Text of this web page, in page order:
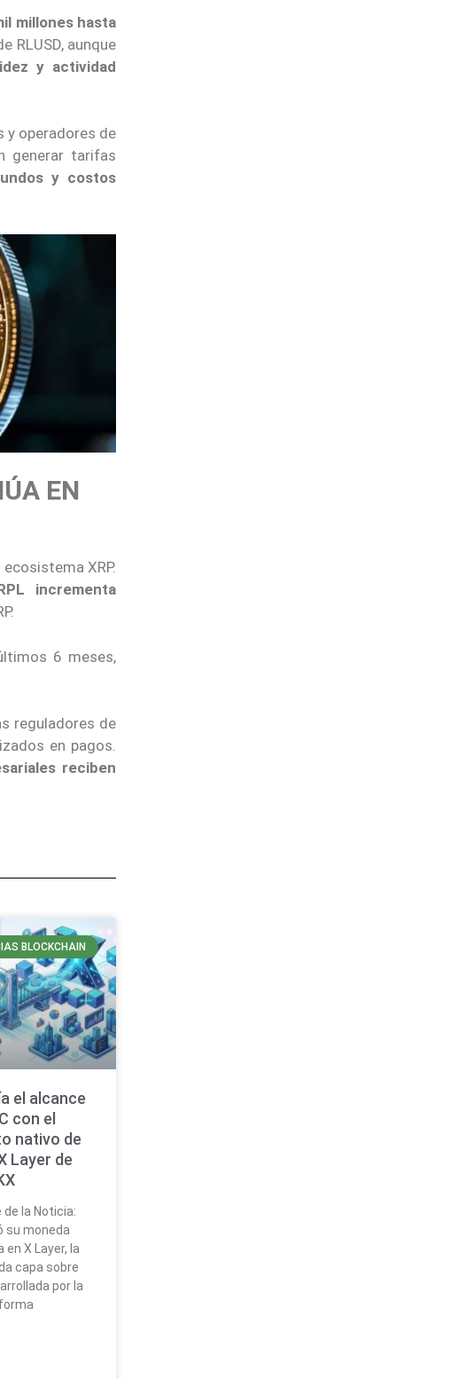
millones hasta
RLUSD, aunque
y actividad
y operadores de
generar tarifas
y costos
EN
XRP.
incrementa
6 meses,
reguladores de
en pagos.
reciben
BLOCKCHAIN
el alcance
con el
nativo de
Layer de
de la Noticia:
su moneda
X Layer, la
capa sobre
por la